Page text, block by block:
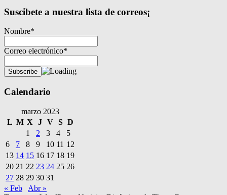
Suscibete a nuestra lista de correos¡
Nombre*
Correo electrónico*
Calendario
marzo 2023
L M X J V S D
1
2 3 4
5
6
7 8 9 10 11 12
13 14 15 16 17 18 19
20 21 22 23 24 25 26
27 28 29 30 31
« Feb
Abr »